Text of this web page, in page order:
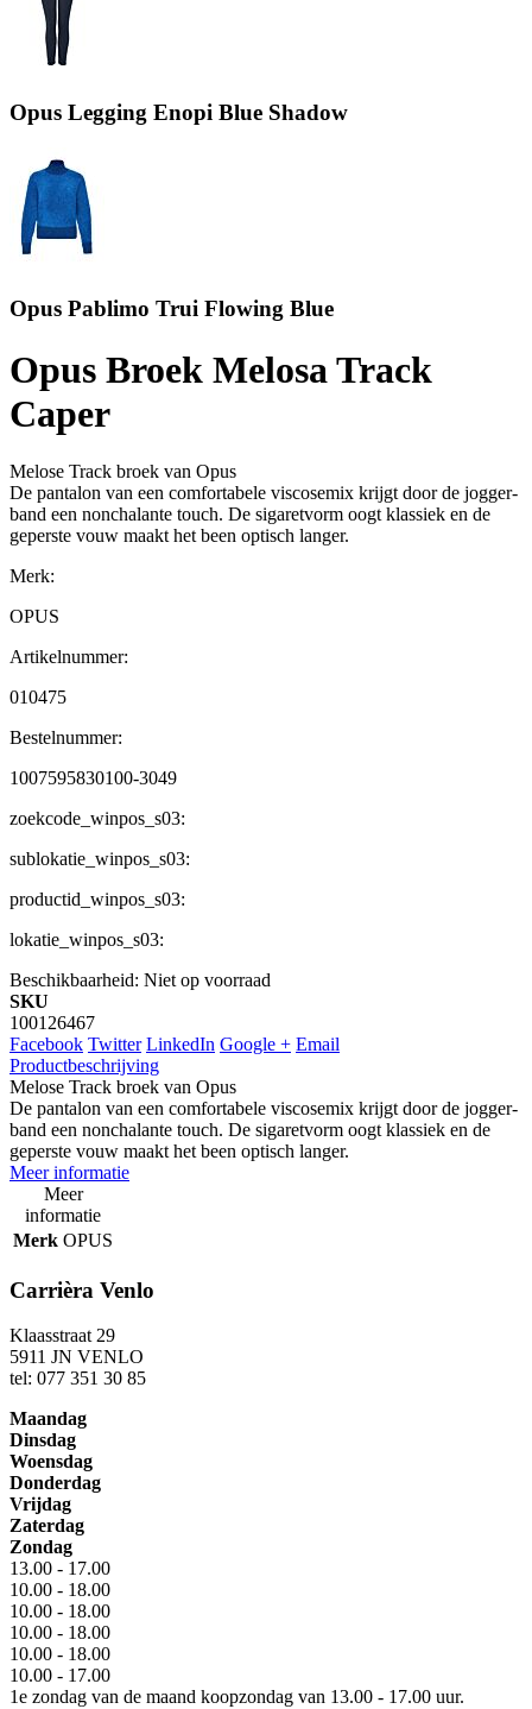
Opus Legging Enopi Blue Shadow
Opus Pablimo Trui Flowing Blue
Opus Broek Melosa Track
Caper
Melose Track broek van Opus
De pantalon van een comfortabele viscosemix krijgt door de jogger-
band een nonchalante touch. De sigaretvorm oogt klassiek en de
geperste vouw maakt het been optisch langer.
Merk:
OPUS
Artikelnummer:
010475
Bestelnummer:
1007595830100-3049
zoekcode_winpos_s03:
sublokatie_winpos_s03:
productid_winpos_s03:
lokatie_winpos_s03:
Beschikbaarheid: Niet op voorraad
SKU
100126467
Facebook Twitter LinkedIn Google + Email
Productbeschrijving
Melose Track broek van Opus
De pantalon van een comfortabele viscosemix krijgt door de jogger-
band een nonchalante touch. De sigaretvorm oogt klassiek en de
geperste vouw maakt het been optisch langer.
Meer informatie
Meer
informatie
Merk OPUS
Carrièra Venlo
Klaasstraat 29
5911 JN VENLO
tel: 077 351 30 85
Maandag
Dinsdag
Woensdag
Donderdag
Vrijdag
Zaterdag
Zondag
13.00 - 17.00
10.00 - 18.00
10.00 - 18.00
10.00 - 18.00
10.00 - 18.00
10.00 - 17.00
1e zondag van de maand koopzondag van 13.00 - 17.00 uur.